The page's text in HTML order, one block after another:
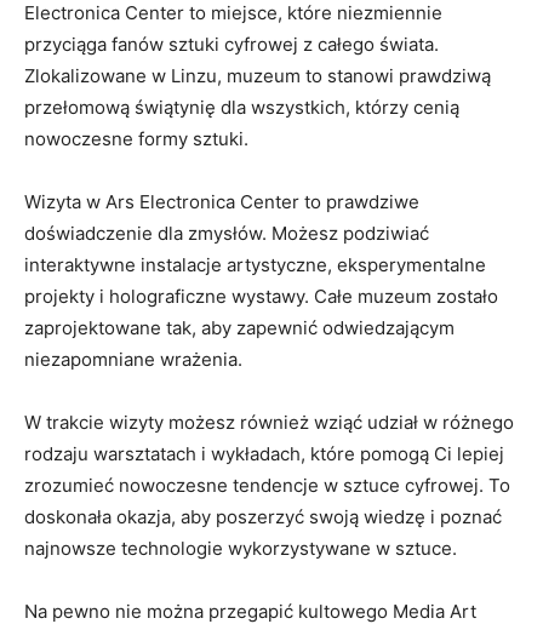
Electronica Center to miejsce, które niezmiennie⁢
przyciąga fanów sztuki cyfrowej z całego świata.
Zlokalizowane w Linzu, muzeum to stanowi prawdziwą
przełomową ‍świątynię dla ‍wszystkich, którzy cenią
‌nowoczesne formy sztuki.
Wizyta w Ars Electronica Center to prawdziwe
doświadczenie ‍dla zmysłów. Możesz podziwiać
interaktywne instalacje artystyczne, eksperymentalne
projekty i holograficzne wystawy. Całe muzeum zostało
zaprojektowane ⁢tak, aby zapewnić odwiedzającym​
niezapomniane wrażenia.
W trakcie wizyty możesz również wziąć udział w ⁣różnego
rodzaju warsztatach⁤ i wykładach, które pomogą Ci lepiej
zrozumieć nowoczesne tendencje w sztuce cyfrowej. To
doskonała ‌okazja, aby poszerzyć swoją wiedzę​ i poznać
najnowsze technologie wykorzystywane ‍w sztuce.
Na pewno nie można przegapić kultowego Media Art ​